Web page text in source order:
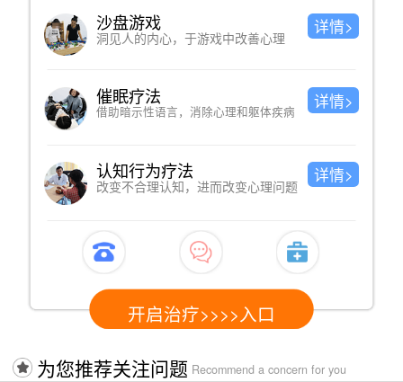
详情>
详情>
详情>
ALPHA音乐助疗，巩固脑神经递质平衡
定期回访，给出防护意见
愈后管理
提供个性化愈后护理服务
开启治疗>>>>入口
为您推荐关注问题 Recommend a concern for you